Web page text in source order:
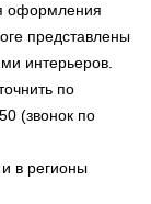
оформления
представлены
интерьеров.
по
(звонок по
в регионы